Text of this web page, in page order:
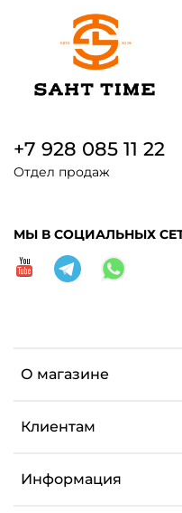
О магазине
Клиентам
Информация
+7 928 085 11 22
Отдел продаж
МЫ В СОЦИАЛЬНЫХ